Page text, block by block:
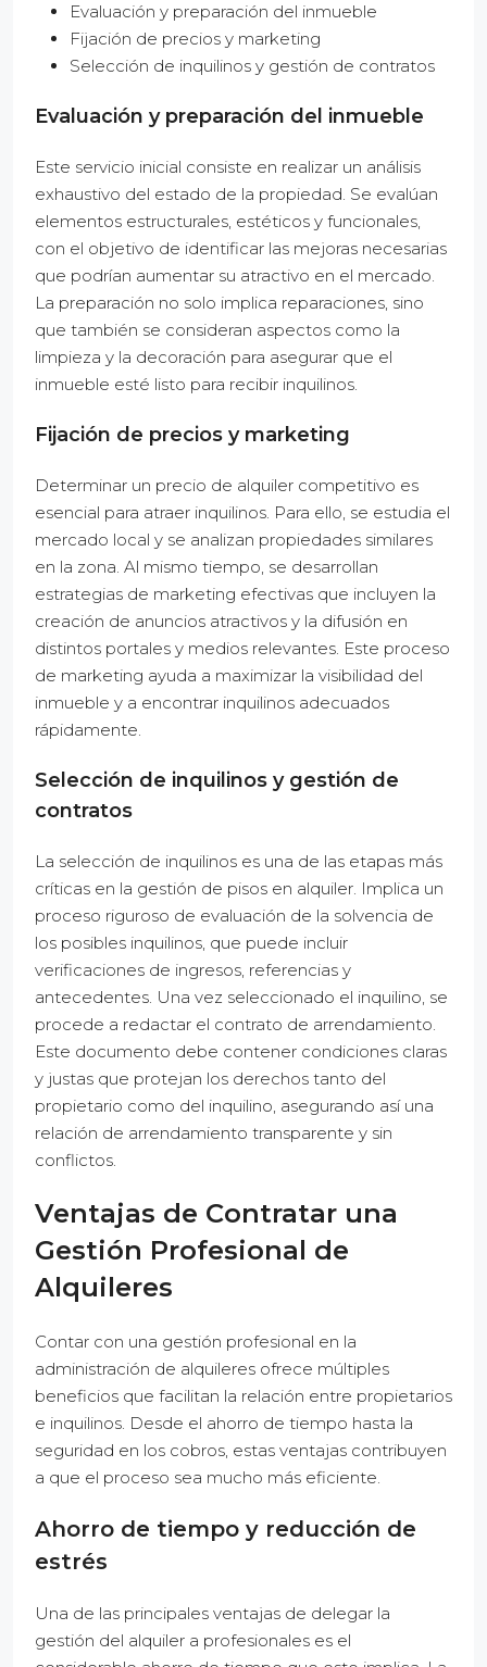
Evaluación y preparación del inmueble
Fijación de precios y marketing
Selección de inquilinos y gestión de contratos
Evaluación y preparación del inmueble
Este servicio inicial consiste en realizar un análisis
exhaustivo del estado de la propiedad. Se evalúan
elementos estructurales, estéticos y funcionales,
con el objetivo de identificar las mejoras necesarias
que podrían aumentar su atractivo en el mercado.
La preparación no solo implica reparaciones, sino
que también se consideran aspectos como la
limpieza y la decoración para asegurar que el
inmueble esté listo para recibir inquilinos.
Fijación de precios y marketing
Determinar un precio de alquiler competitivo es
esencial para atraer inquilinos. Para ello, se estudia el
mercado local y se analizan propiedades similares
en la zona. Al mismo tiempo, se desarrollan
estrategias de marketing efectivas que incluyen la
creación de anuncios atractivos y la difusión en
distintos portales y medios relevantes. Este proceso
de marketing ayuda a maximizar la visibilidad del
inmueble y a encontrar inquilinos adecuados
rápidamente.
Selección de inquilinos y gestión de
contratos
La selección de inquilinos es una de las etapas más
críticas en la gestión de pisos en alquiler. Implica un
proceso riguroso de evaluación de la solvencia de
los posibles inquilinos, que puede incluir
verificaciones de ingresos, referencias y
antecedentes. Una vez seleccionado el inquilino, se
procede a redactar el contrato de arrendamiento.
Este documento debe contener condiciones claras
y justas que protejan los derechos tanto del
propietario como del inquilino, asegurando así una
relación de arrendamiento transparente y sin
conflictos.
Ventajas de Contratar una
Gestión Profesional de
Alquileres
Contar con una gestión profesional en la
administración de alquileres ofrece múltiples
beneficios que facilitan la relación entre propietarios
e inquilinos. Desde el ahorro de tiempo hasta la
seguridad en los cobros, estas ventajas contribuyen
a que el proceso sea mucho más eficiente.
Ahorro de tiempo y reducción de
estrés
Una de las principales ventajas de delegar la
gestión del alquiler a profesionales es el